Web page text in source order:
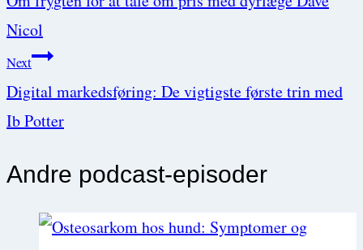
navigation
Nicol
Next
Digital markedsføring: De vigtigste første trin med
Ib Potter
Andre podcast-episoder